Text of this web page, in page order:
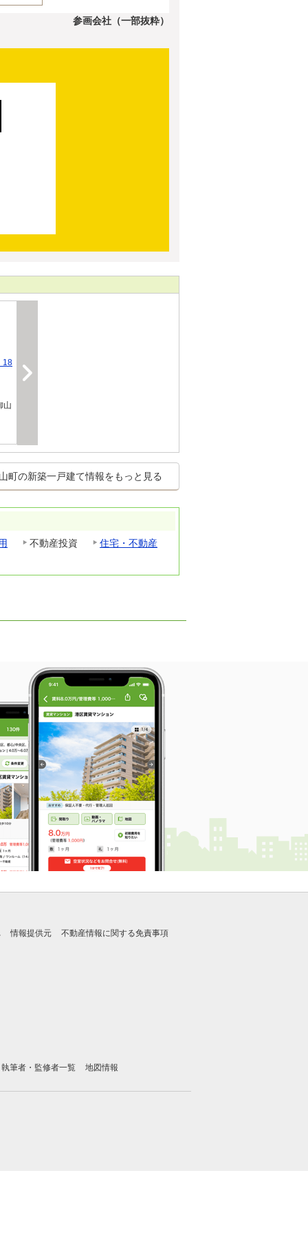
参画会社（一部抜粋）
18
山
町の新築一戸建て情報をもっと見る
不動産投資 住宅・不動産
情報提供元 不動産情報に関する免責事項
執筆者・監修者一覧 地図情報